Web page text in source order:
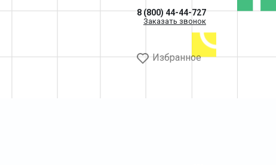
8 (800) 44-44-727
Заказать звонок
Избранное